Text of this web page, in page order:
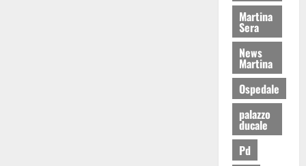
Martina
Sera
News
Martina
Ospedale
palazzo
ducale
Pd